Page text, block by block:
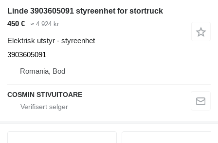
Linde 3903605091 styreenhet for stortruck
450 €
≈ 4 924 kr
Elektrisk utstyr - styreenhet
3903605091
Romania, Bod
COSMIN STIVUITOARE